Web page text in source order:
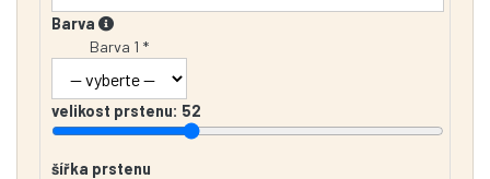
Barva
Barva 1 *
velikost prstenu: 52
šířka prstenu